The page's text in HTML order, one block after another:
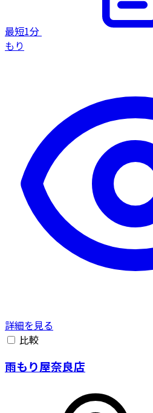
最短1分
もり
詳細を見る
比較
雨もり屋奈良店